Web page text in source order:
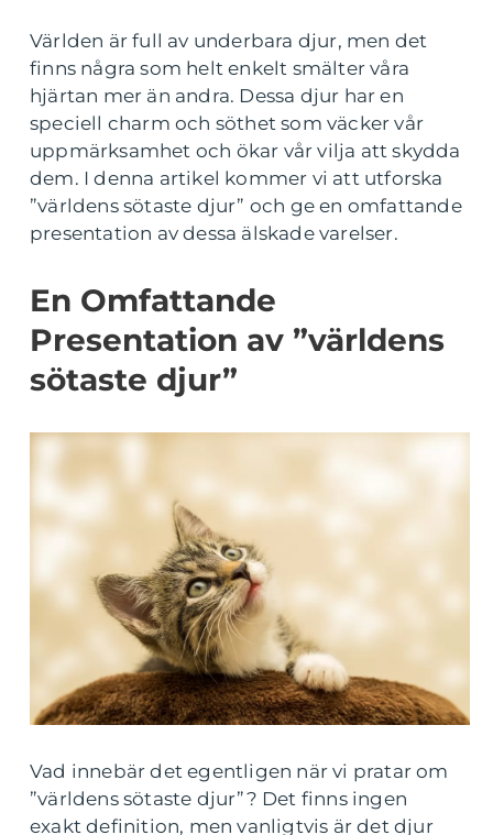
Världen är full av underbara djur, men det
finns några som helt enkelt smälter våra
hjärtan mer än andra. Dessa djur har en
speciell charm och söthet som väcker vår
uppmärksamhet och ökar vår vilja att skydda
dem. I denna artikel kommer vi att utforska
”världens sötaste djur” och ge en omfattande
presentation av dessa älskade varelser.
En Omfattande
Presentation av ”världens
sötaste djur”
Vad innebär det egentligen när vi pratar om
”världens sötaste djur”? Det finns ingen
exakt definition, men vanligtvis är det djur